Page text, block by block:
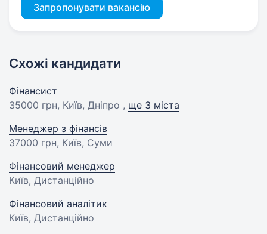
Запропонувати вакансію
Схожі кандидати
Фінансист
35000 грн, Київ, Дніпро , ще 3 міста
Менеджер з фінансів
37000 грн, Київ, Суми
Фінансовий менеджер
Київ, Дистанційно
Фінансовий аналітик
Київ, Дистанційно